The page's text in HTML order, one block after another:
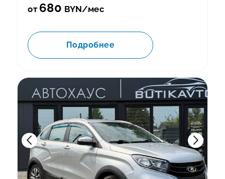
от 680 BYN/мес
Подробнее